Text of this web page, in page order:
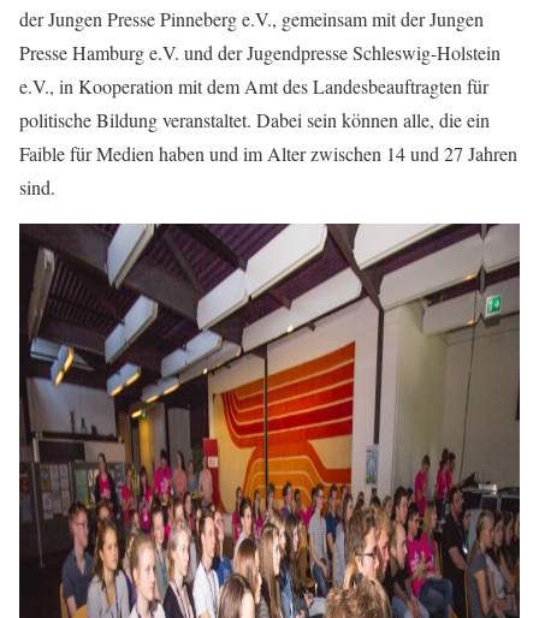
der Jungen Presse Pinneberg e.V., gemeinsam mit der Jungen
Presse Hamburg e.V. und der Jugendpresse Schleswig-Holstein
e.V., in Kooperation mit dem Amt des Landesbeauftragten für
politische Bildung veranstaltet. Dabei sein können alle, die ein
Faible für Medien haben und im Alter zwischen 14 und 27 Jahren
sind.